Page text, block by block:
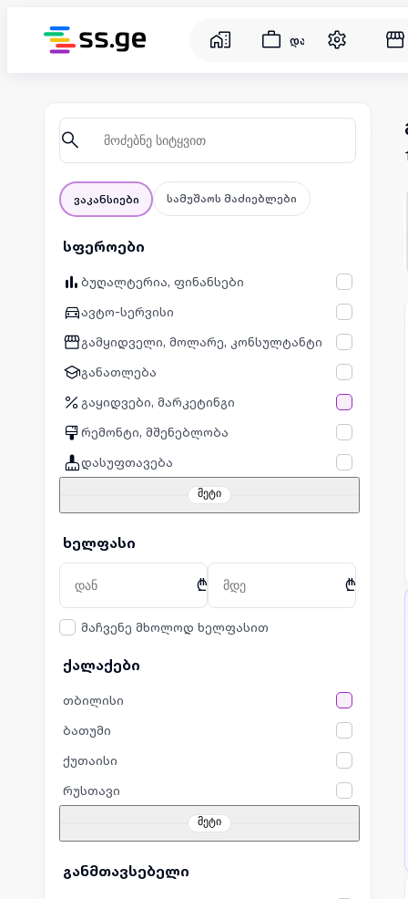
დასაქმება
ვაკანსიები სამუშაოს მაძიებლები
სფეროები
ბუღალტერია, ფინანსები
ავტო-სერვისი
გამყიდველი, მოლარე, კონსულტანტი
განათლება
გაყიდვები, მარკეტინგი
რემონტი, მშენებლობა
დასუფთავება
მეტი
ხელფასი
₾ ₾
მაჩვენე მხოლოდ ხელფასით
ქალაქები
თბილისი
ბათუმი
ქუთაისი
რუსთავი
მეტი
განმთავსებელი